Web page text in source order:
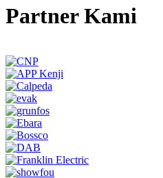
Partner Kami